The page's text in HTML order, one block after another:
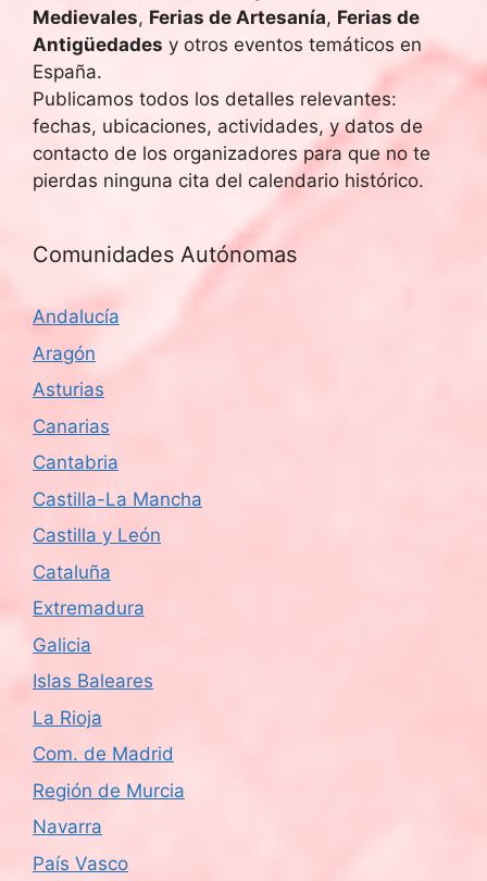
Medievales, Ferias de Artesanía, Ferias de
Antigüedades y otros eventos temáticos en
España.
Publicamos todos los detalles relevantes:
fechas, ubicaciones, actividades, y datos de
contacto de los organizadores para que no te
pierdas ninguna cita del calendario histórico.
Comunidades Autónomas
Andalucía
Aragón
Asturias
Canarias
Cantabria
Castilla-La Mancha
Castilla y León
Cataluña
Extremadura
Galicia
Islas Baleares
La Rioja
Com. de Madrid
Región de Murcia
Navarra
País Vasco